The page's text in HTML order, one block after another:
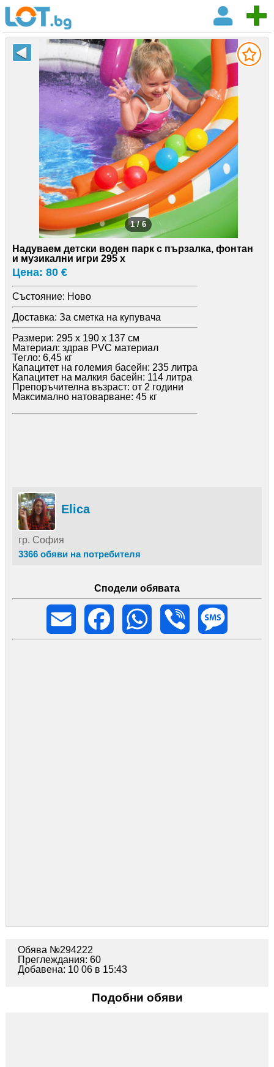
1 / 6
Надуваем детски воден парк с пързалка, фонтан
и музикални игри 295 x
Цена: 80 €
Състояние: Ново
Доставка: За сметка на купувача
Размери: 295 x 190 x 137 см
Материал: здрав PVC материал
Тегло: 6,45 кг
Капацитет на големия басейн: 235 литра
Капацитет на малкия басейн: 114 литра
Препоръчителна възраст: от 2 години
Максимално натоварване: 45 кг
Elica
гр. София
3366 обяви на потребителя
Сподели обявата
Email
Facebook WhatsApp Viber
Обява №294222
Преглеждания: 60
Добавена: 10 06 в 15:43
Подобни обяви